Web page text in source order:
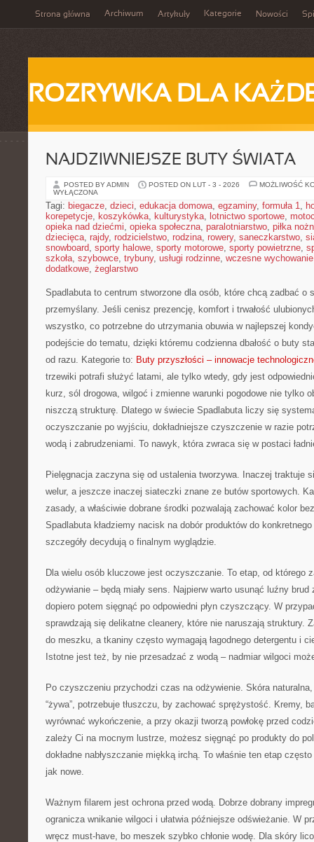
Strona główna Archiwum Artykuły Kategorie Nowości
ROZRYWKA DLA
NAJDZIWNIEJSZE BUTY ŚWIATA
POSTED BY ADMIN POSTED ON LUT - 3 - 2026
MOŻLIWOŚĆ
WYŁĄCZONA
Tagi: biegacze, dzieci, edukacja domowa, egzaminy, formuła 1,
korepetycje, koszykówka, kulturystyka, lotnictwo sportowe,
opieka nad dziećmi, opieka społeczna, paralotniarstwo, piłka
dziecięca, rajdy, rodzicielstwo, rodzina, rowery, saneczkarstwo,
snowboard, sporty halowe, sporty motorowe, sporty powietrzne,
szkoła, szybowce, trybuny, usługi rodzinne, wczesne wychowanie
dodatkowe, żeglarstwo
Spadlabuta to centrum stworzone dla osób, które chcą zadbać o
przemyślany. Jeśli cenisz prezencję, komfort i trwałość
wszystko, co potrzebne do utrzymania obuwia w najlepszej
podejście do tematu, dzięki któremu codzienna dbałość o buty
od razu. Kategorie to: Buty przyszłości – innowacje
trzewiki potrafi służyć latami, ale tylko wtedy, gdy jest
kurz, sól drogowa, wilgoć i zmienne warunki pogodowe nie tylko
niszczą strukturę. Dlatego w świecie Spadlabuta liczy się
oczyszczanie po wyjściu, dokładniejsze czyszczenie w razie
wodą i zabrudzeniami. To nawyk, która zwraca się w postaci
Pielęgnacja zaczyna się od ustalenia tworzywa. Inaczej traktuje
welur, a jeszcze inaczej siateczki znane ze butów sportowych.
zasady, a właściwie dobrane środki pozwalają zachować kolor
Spadlabuta kładziemy nacisk na dobór produktów do
szczegóły decydują o finalnym wyglądzie.
Dla wielu osób kluczowe jest oczyszczanie. To etap, od którego
odżywianie – będą miały sens. Najpierw warto usunąć luźny
dopiero potem sięgnąć po odpowiedni płyn czyszczący. W
sprawdzają się delikatne cleanery, które nie naruszają struktury.
do meszku, a tkaniny często wymagają łagodnego detergentu i
Istotne jest też, by nie przesadzać z wodą – nadmiar wilgoci
Po czyszczeniu przychodzi czas na odżywienie. Skóra
“żywa”, potrzebuje tłuszczu, by zachować sprężystość. Kremy,
wyrównać wykończenie, a przy okazji tworzą powłokę przed
zależy Ci na mocnym lustrze, możesz sięgnąć po produkty do
dokładne nabłyszczanie miękką irchą. To właśnie ten etap
jak nowe.
Ważnym filarem jest ochrona przed wodą. Dobrze dobrany
ogranicza wnikanie wilgoci i ułatwia późniejsze odświeżanie. W
wręcz must-have, bo meszek szybko chłonie wodę. Dla skóry